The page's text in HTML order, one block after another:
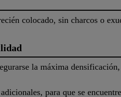
colocado, sin charcos o
la máxima
para que se